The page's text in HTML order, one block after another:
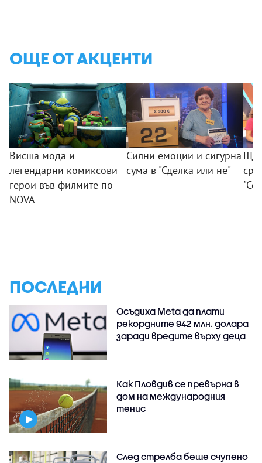
ОЩЕ ОТ АКЦЕНТИ
Висша мода и
легендарни комиксови
герои във филмите по
NOVA
Силни емоции и сигурна
сума в "Сделка или не"
ПОСЛЕДНИ
Осъдиха Meta да плати
рекордните 942 млн. долара
заради вредите върху деца
Как Пловдив се превърна в
дом на международния
тенис
След стрелба беше счупено